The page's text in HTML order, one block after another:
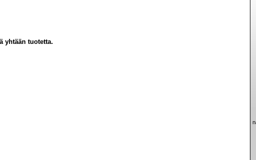
yhtään tuotetta.